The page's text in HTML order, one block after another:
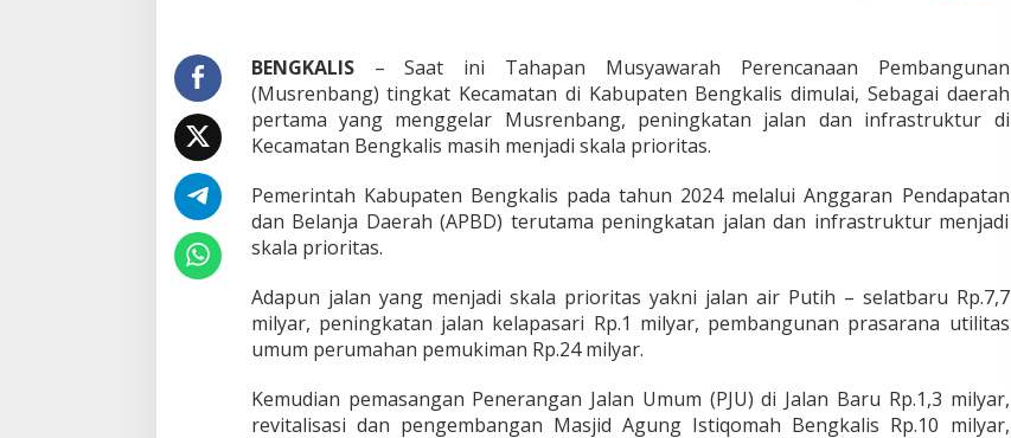
c
a
m
a
a
n
B
e
g
k
a
l
s
,
BENGKALIS– Saat ini Tahapan Musyawarah Perencanaan Pembangunan
(Musrenbang) tingkat Kecamatan di Kabupaten Bengkalis dimulai, Sebagai daerah
pertama yang menggelar Musrenbang, peningkatan jalan dan infrastruktur di
Kecamatan Bengkalis masih menjadi skala prioritas.
Pemerintah Kabupaten Bengkalis pada tahun 2024 melalui Anggaran Pendapatan
dan Belanja Daerah (APBD) terutama peningkatan jalan dan infrastruktur menjadi
skala prioritas.
Adapun jalan yang menjadi skala prioritas yakni jalan air Putih – selatbaru Rp.7,7
milyar, peningkatan jalan kelapasari Rp.1 milyar, pembangunan prasarana utilitas
umum perumahan pemukiman Rp.24 milyar.
Kemudian pemasangan Penerangan Jalan Umum (PJU) di Jalan Baru Rp.1,3 milyar,
revitalisasi dan pengembangan Masjid Agung Istiqomah Bengkalis Rp.10 milyar,